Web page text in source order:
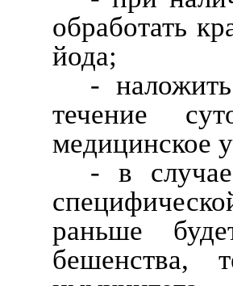
обработать
йода;
-
течение
медицинское
- в
раньше
бешенства,